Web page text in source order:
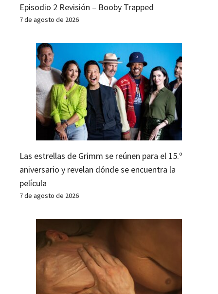
Episodio 2 Revisión – Booby Trapped
7 de agosto de 2026
Las estrellas de Grimm se reúnen para el 15.º
aniversario y revelan dónde se encuentra la
película
7 de agosto de 2026